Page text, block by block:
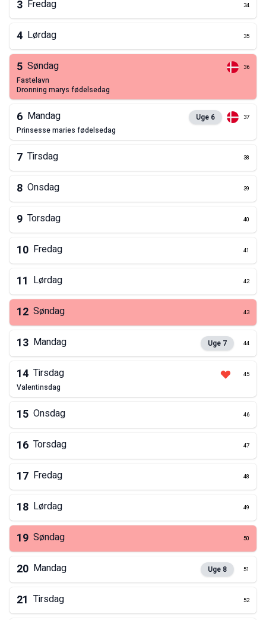
3 Fredag 34
4 Lørdag 35
5 Søndag 36
fastelavn
dronning marys fødelsedag
6 Mandag Uge 6 37
prinsesse maries fødelsedag
7 Tirsdag 38
8 Onsdag 39
9 Torsdag 40
10 Fredag 41
11 Lørdag 42
12 Søndag 43
13 Mandag Uge 7 44
14 Tirsdag 45
valentinsdag
15 Onsdag 46
16 Torsdag 47
17 Fredag 48
18 Lørdag 49
19 Søndag 50
20 Mandag Uge 8 51
21 Tirsdag 52